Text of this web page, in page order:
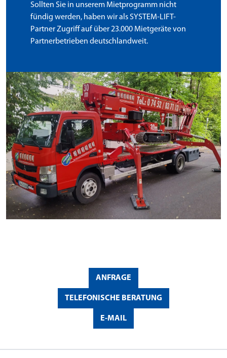
Sollten Sie in unserem Mietprogramm nicht
fündig werden, haben wir als SYSTEM-LIFT-
Partner Zugriff auf über 23.000 Mietgeräte von
Partnerbetrieben deutschlandweit.
ANFRAGE
TELEFONISCHE BERATUNG
E-MAIL